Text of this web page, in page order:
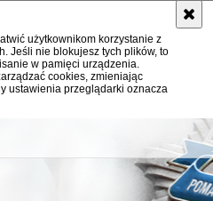
użytkownikom korzystanie z
Jeśli nie blokujesz tych plików, to
w pamięci urządzenia.
cookies, zmieniając
ustawienia przeglądarki oznacza